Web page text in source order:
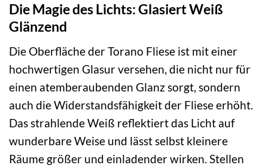
Die Magie des Lichts: Glasiert Weiß
Glänzend
Die Oberfläche der Torano Fliese ist mit einer
hochwertigen Glasur versehen, die nicht nur für
einen atemberaubenden Glanz sorgt, sondern
auch die Widerstandsfähigkeit der Fliese erhöht.
Das strahlende Weiß reflektiert das Licht auf
wunderbare Weise und lässt selbst kleinere
Räume größer und einladender wirken. Stellen